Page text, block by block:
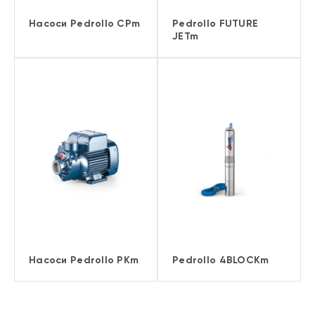
Насоси Pedrollo CPm
Pedrollo FUTURE
JETm
Насоси Pedrollo PKm Pedrollo 4BLOCKm